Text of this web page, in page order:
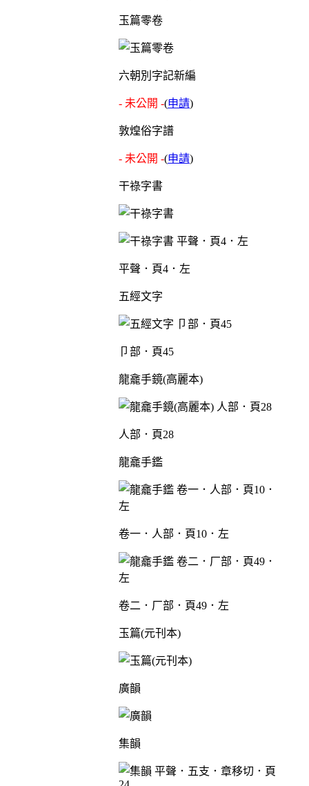
玉篇零卷
六朝別字記新編
- 未公開 -(申請)
敦煌俗字譜
- 未公開 -(申請)
干祿字書
平聲．頁4．左
五經文字
卩部．頁45
龍龕手鏡(高麗本)
人部．頁28
龍龕手鑑
卷一．人部．頁10．左
卷二．厂部．頁49．左
玉篇(元刊本)
廣韻
集韻